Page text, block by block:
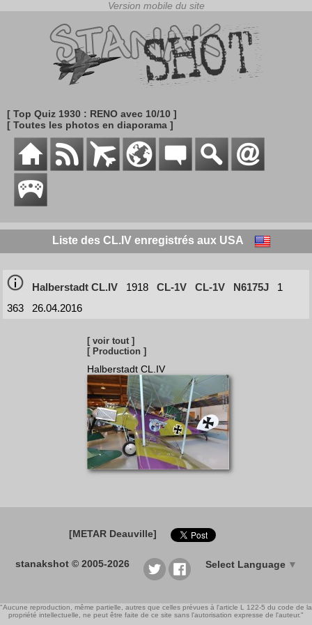
[ Top Quiz 1930 : RENO avec 10/10 ]
[ Toutes les photos en diaporama ]
Liste des CL.IV enregistrés aux USA
Halberstadt CL.IV 1918 CL-1V CL-1V N6175J
1
363
26.04.2016
[ voir tout ]
[ Production ]
Halberstadt CL.IV
[METAR Deauville]
stanakshot © 2005-2026 Select Language ▼
"Aucune reproduction, même partielle, autres que celles prévues à l'article L 122-5 du code de la
propriété intellectuelle, ne peut être faite de ce site sans l'autorisation expresse de l'auteur."